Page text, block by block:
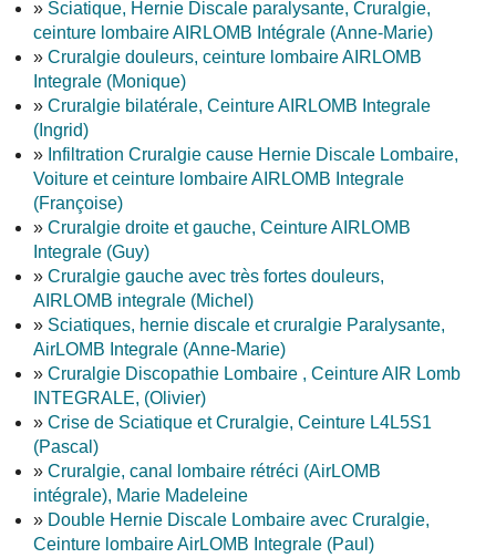
» Sciatique, Hernie Discale paralysante, Cruralgie,
ceinture lombaire AIRLOMB Intégrale (Anne-Marie)
» Cruralgie douleurs, ceinture lombaire AIRLOMB
Integrale (Monique)
» Cruralgie bilatérale, Ceinture AIRLOMB Integrale
(Ingrid)
» Infiltration Cruralgie cause Hernie Discale Lombaire,
Voiture et ceinture lombaire AIRLOMB Integrale
(Françoise)
» Cruralgie droite et gauche, Ceinture AIRLOMB
Integrale (Guy)
» Cruralgie gauche avec très fortes douleurs,
AIRLOMB integrale (Michel)
» Sciatiques, hernie discale et cruralgie Paralysante,
AirLOMB Integrale (Anne-Marie)
» Cruralgie Discopathie Lombaire , Ceinture AIR Lomb
INTEGRALE, (Olivier)
» Crise de Sciatique et Cruralgie, Ceinture L4L5S1
(Pascal)
» Cruralgie, canal lombaire rétréci (AirLOMB
intégrale), Marie Madeleine
» Double Hernie Discale Lombaire avec Cruralgie,
Ceinture lombaire AirLOMB Integrale (Paul)